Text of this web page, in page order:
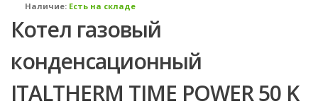
Наличие: Есть на складе
Котел газовый
конденсационный
ITALTHERM TIME POWER 50 K